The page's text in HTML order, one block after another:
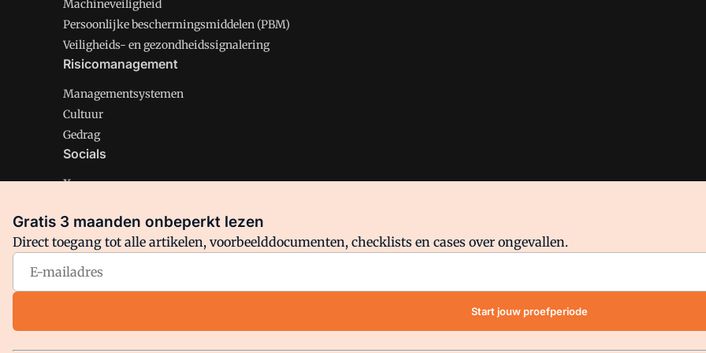
Machineveiligheid
Persoonlijke beschermingsmiddelen (PBM)
Veiligheids- en gezondheidssignalering
Risicomanagement
Managementsystemen
Cultuur
Gedrag
Socials
X
Facebook
Arbo is onderdeel van VMN media. Lees inons manifestwaar VMN media voor staat. Op gebruik van deze site zijn de
Gratis 3 maanden onbeperkt lezen
Direct toegang tot alle artikelen, voorbeelddocumenten, checklists en cases over ongevallen.
Start jouw proefperiode